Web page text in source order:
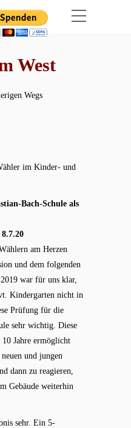
West
Wegs
im Kinder- und
Bach-Schule als
am Herzen
und dem folgenden
war für uns klar,
Kindergarten nicht in
Prüfung für die
sehr wichtig. Diese
Jahre ermöglicht
und jungen
dann zu reagieren,
Gebäude weiterhin
sehr. Ein 5-